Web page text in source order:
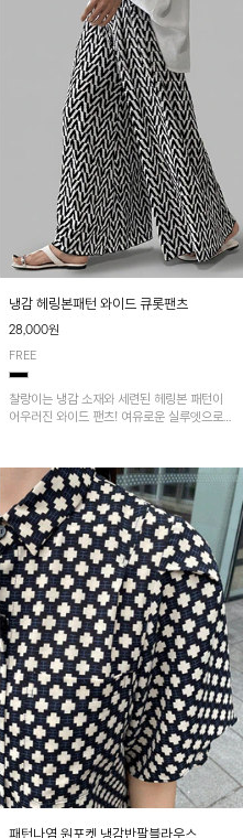
냉감 헤링본패턴 와이드 큐롯팬츠
28,000원
FREE
찰랑이는 냉감 소재와 세련된 헤링본 패턴이
어우러진 와이드 팬츠! 여유로운 실루엣으로
다.
패턴나염 원포켓 냉감반팔블라우스